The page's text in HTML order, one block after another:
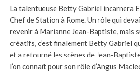
La talentueuse Betty Gabriel incarnera
Chef de Station à Rome. Un rôle qui
revenir à Marianne Jean-Baptiste, mais
créatifs, c’est finalement Betty Gabriel
et a retourné les scènes de Jean-
l’on connaît pour son rôle d’Angus